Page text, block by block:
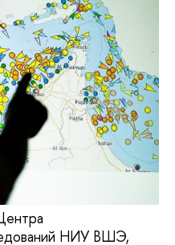
НИУ ВШЭ,